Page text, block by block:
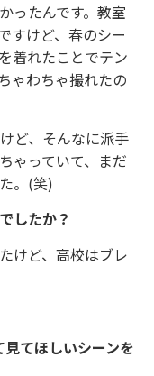
ったんです。教室
すけど、春のシー
着れたことでテン
ゃわちゃ撮れたの
ど、そんなに派手
ゃっていて、まだ
。(笑)
したか？
けど、高校はブレ
てほしいシーンを